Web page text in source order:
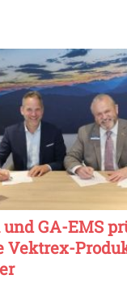
GA-EMS
Vektrex-